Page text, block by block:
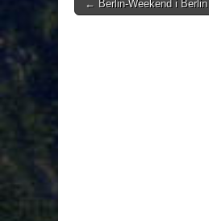
← Berlin-Weekend i Berlin